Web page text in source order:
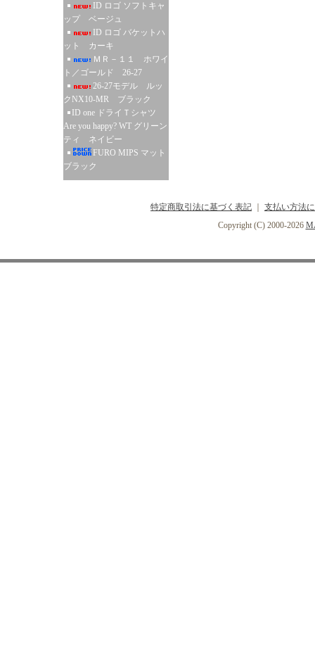
ID ロゴ ソフトキャ
ップ ベージュ
ID ロゴ バケットハ
ット カーキ
ＭＲ－１１ ホワイ
ト／ゴールド 26-27
26-27モデル ルッ
クNX10-MR ブラック
ID one ドライＴシャツ
Are you happy? WT グリーン
ティ ネイビー
FURO MIPS マット
ブラック
特定商取引法に基づく表記
支払い方法
Copyright (C) 2000-2026